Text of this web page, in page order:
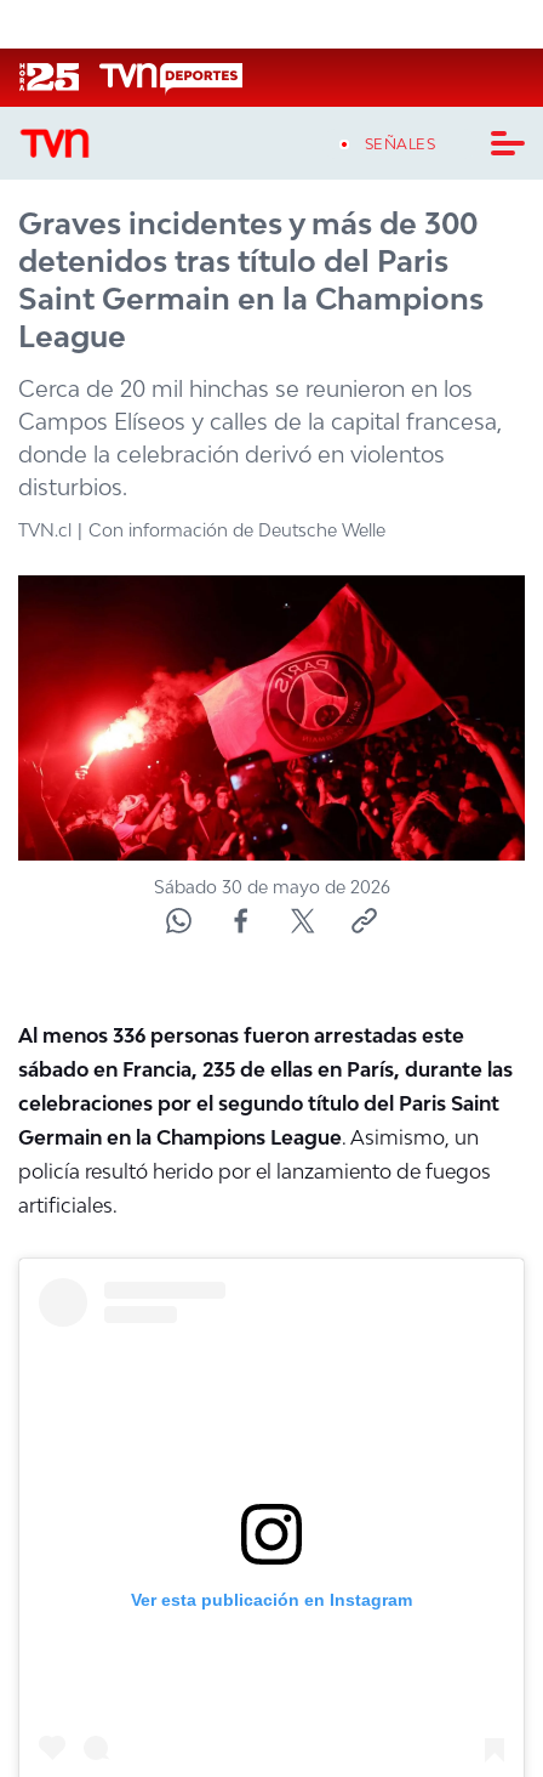
SEÑALES
CASTING MASTERCHEF CHILE
CASTING TVN VERTICAL
TVN VERTICAL
TVN PLAY
PROGRAMAS
NTV
ACTUALIDAD Y TENDENCIAS
CORPORATIVO Y TRANSPARENCIA
CANAL DE DENUNCIAS
ÁREA DE PROYECTOS
Graves incidentes y más de 300
detenidos tras título del Paris
Saint Germain en la Champions
League
Cerca de 20 mil hinchas se reunieron en los
Campos Elíseos y calles de la capital francesa,
donde la celebración derivó en violentos
disturbios.
TVN.cl Con información de Deutsche Welle
Sábado 30 de mayo de 2026
Al menos 336 personas fueron arrestadas este
sábado en Francia, 235 de ellas en París, durante las
celebraciones por el segundo título del Paris Saint
Germain en la Champions League. Asimismo, un
policía resultó herido por el lanzamiento de fuegos
artificiales.
Ver esta publicación en Instagram